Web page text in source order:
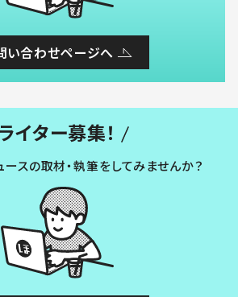
い合わせページへ
イター募集！
ースの取材・執筆をしてみませんか？